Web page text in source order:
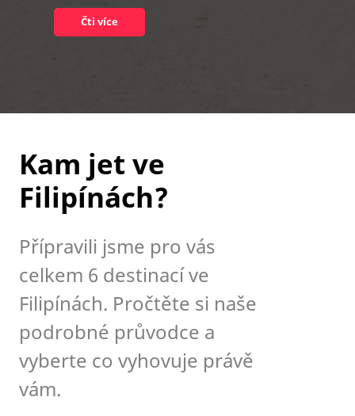
Čti více
Kam jet ve
Filipínách?
Přípravili jsme pro vás
celkem 6 destinací ve
Filipínách. Pročtěte si naše
podrobné průvodce a
vyberte co vyhovuje právě
vám.